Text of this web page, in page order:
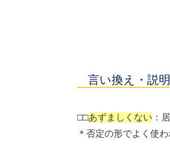
言い換え・説
□□あずましくない ：
＊否定の形でよく使わ